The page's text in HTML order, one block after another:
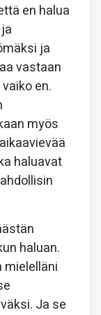
en halua
ja
vastaan
en.
myös
haluavat
haluan.
mielelläni
Ja se